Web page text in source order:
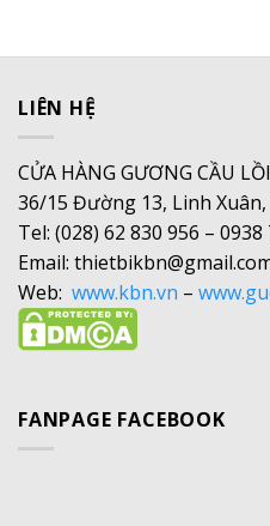
LIÊN HỆ
CỬA HÀNG GƯƠNG CẦU
36/15 Đường 13, Linh
Tel: (028) 62 830 956 – 0938
Email:
Web: www.kbn.vn –
FANPAGE FACEBOOK